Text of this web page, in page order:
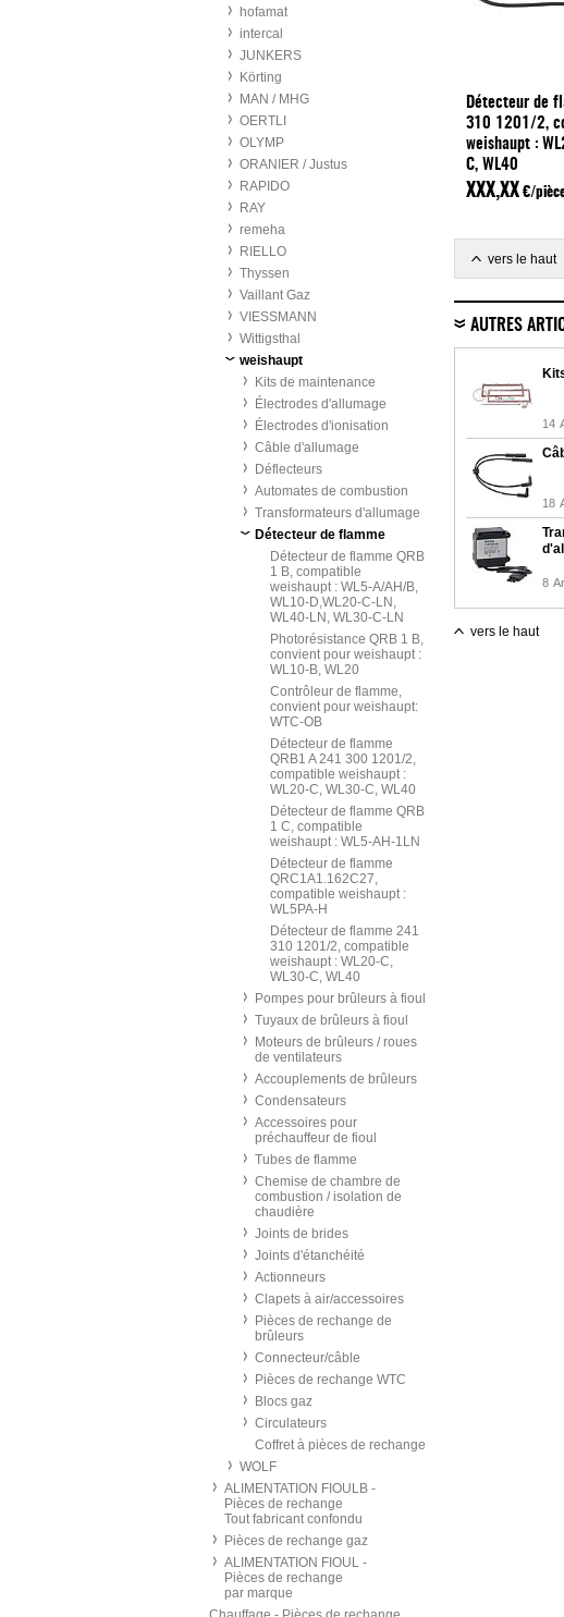
hofamat
intercal
JUNKERS
Körting
MAN / MHG
OERTLI
OLYMP
ORANIER / Justus
RAPIDO
RAY
remeha
RIELLO
Thyssen
Vaillant Gaz
VIESSMANN
Wittigsthal
weishaupt
Kits de maintenance
Électrodes d'allumage
Électrodes d'ionisation
Câble d'allumage
Déflecteurs
Automates de combustion
Transformateurs d'allumage
Détecteur de flamme
Détecteur de flamme QRB
1 B, compatible
weishaupt : WL5-A/AH/B,
WL10-D,WL20-C-LN,
WL40-LN, WL30-C-LN
Photorésistance QRB 1 B,
convient pour weishaupt :
WL10-B, WL20
Contrôleur de flamme,
convient pour weishaupt:
WTC-OB
Détecteur de flamme
QRB1 A 241 300 1201/2,
compatible weishaupt :
WL20-C, WL30-C, WL40
Détecteur de flamme QRB
1 C, compatible
weishaupt : WL5-AH-1LN
Détecteur de flamme
QRC1A1.162C27,
compatible weishaupt :
WL5PA-H
Détecteur de flamme 241
310 1201/2, compatible
weishaupt : WL20-C,
WL30-C, WL40
Pompes pour brûleurs à fioul
Tuyaux de brûleurs à fioul
Moteurs de brûleurs / roues
de ventilateurs
Accouplements de brûleurs
Condensateurs
Accessoires pour
préchauffeur de fioul
Tubes de flamme
Chemise de chambre de
combustion / isolation de
chaudière
Joints de brides
Joints d'étanchéité
Actionneurs
Clapets à air/accessoires
Pièces de rechange de
brûleurs
Connecteur/câble
Pièces de rechange WTC
Blocs gaz
Circulateurs
Coffret à pièces de rechange
WOLF
ALIMENTATION FIOULB -
Pièces de rechange
Tout fabricant confondu
Pièces de rechange gaz
ALIMENTATION FIOUL -
Pièces de rechange
par marque
Détecteur de
310 1201/2,
weishaupt :
C, WL40
Weishaupt
XXX,XX €/
vers le haut
AUTRES
14
18
8
vers le haut